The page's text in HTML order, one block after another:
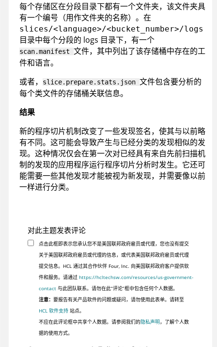
每个存储区在分段目录下都有一个文件夹，该文件夹具
有一个编号（用作文件夹的名称）。在
slices/<language>/<bucket_number>/logs
目录中每个分段的 logs 目录下，有一个
scan.manifest 文件，其中列出了该存储桶中存在的工
件和语言。
或者，
slice.prepare.stats.json 文件包含要分析的
每个类文件的存储桶关联信息。
结果
新的程序切片机制改变了一些发现签名，使其与以前略
有不同。这可能会导致产生与已经分类的发现相似的发
现。这种情况仅会在第一次对已经具有来自先前扫描机
制的发现的应用程序运行程序切片分析时发生。它还可
能需要一些其他发现才能被视为新发现，并需要像以前
一样进行分类。
对此主题发表评论
点击此框即表示您承认您不是美国联邦政府雇员或代理，您也没有提交
关于美国联邦政府雇员或代理的信息，或代表美国联邦政府雇员或代理
提交信息。HCL 通过其合作伙伴 Four, Inc. 向美国联邦政府客户提供软
件和服务。请通过 https://hcltechsw.com/resources/us-government-
contact与此团队联系。请勿在此“评论”框中包含任何个人数据。
注意： 要报告有关产品软件的问题或疑问，请勿使用此表单。请转至
HCL 软件支持站点。
不应在此评论框中共享个人数据。请参阅我们的隐私声明，了解个人数
据的使用方式。